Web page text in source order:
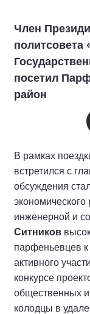
Член
политсовета
посетил
район
В рамках
встретился с
обсуждения
инженерной и
Ситников
парфеньевцев к
активного
конкурсе
общественных
колодцы в